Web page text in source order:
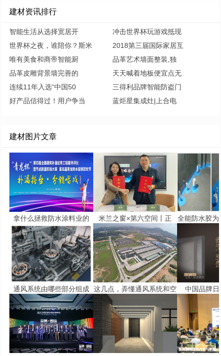
建材资讯排行
智能生活从选择宽居开
冲击世界杯玩游戏抵现
世界杯之夜，谁陪你？斯米
2018第三届国际家居互
唯有美食和商帝智能厨
品革艺术墙面整装,独
品革皮雕背景墙完善的
天天喊着地板便宜点无
连续11年入选“中国50
三得利品牌智能防盗门
好产品信得过！用户争当
蓝炬星集成灶|上合电
建材图片文章
拿什么拯救防水涂料业的 米兰之窗×第六空间丨正 全能防水胶
通风系统由哪些部分组成 这几点，弄懂通风系统和空 中国品牌